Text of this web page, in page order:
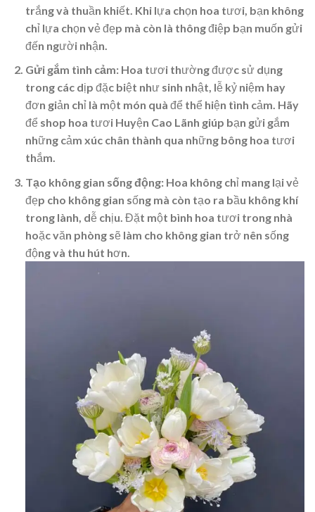
trắng và thuần khiết. Khi lựa chọn hoa tươi, bạn không
chỉ lựa chọn vẻ đẹp mà còn là thông điệp bạn muốn gửi
đến người nhận.
Gửi gắm tình cảm: Hoa tươi thường được sử dụng
trong các dịp đặc biệt như sinh nhật, lễ kỷ niệm hay
đơn giản chỉ là một món quà để thể hiện tình cảm. Hãy
để shop hoa tươi Huyện Cao Lãnh giúp bạn gửi gắm
những cảm xúc chân thành qua những bông hoa tươi
thắm.
Tạo không gian sống động: Hoa không chỉ mang lại vẻ
đẹp cho không gian sống mà còn tạo ra bầu không khí
trong lành, dễ chịu. Đặt một bình hoa tươi trong nhà
hoặc văn phòng sẽ làm cho không gian trở nên sống
động và thu hút hơn.